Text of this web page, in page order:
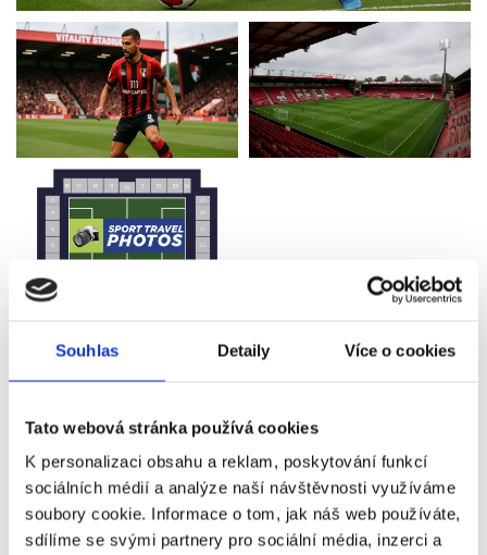
Souhlas Detaily Více o cookies
Tato webová stránka používá cookies
K personalizaci obsahu a reklam, poskytování funkcí
sociálních médií a analýze naší návštěvnosti využíváme
soubory cookie. Informace o tom, jak náš web používáte,
sdílíme se svými partnery pro sociální média, inzerci a
AFC BOURNEMOUTH - COVENTRY
AFC Bournemouth- popis vstupenek ↓